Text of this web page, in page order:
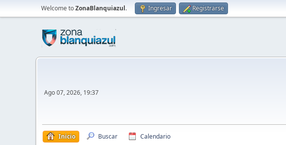
Welcome toZonaBlanquiazul. Ingresar Registrarse
Ago 07, 2026, 19:37
Inicio Buscar Calendario